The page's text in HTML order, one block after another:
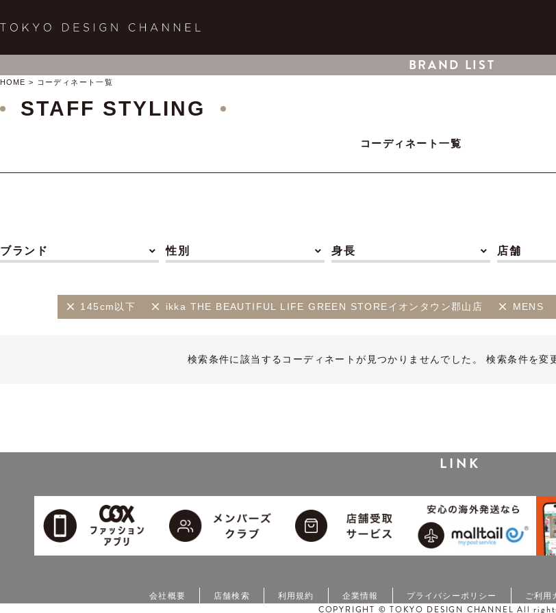
BRAND LIST
HOME コーディネート一覧
STAFF STYLING
コーディネート一覧
ブランド 性別 身長 店舗
145cm以下 ikka THE BEAUTIFUL LIFE GREEN STOREイオンタウン郡山店 MENS
検索条件に該当するコーディネートが見つかりませんでした。 検索条件を変
LINK
会社概要 店舗検索 利用規約 企業情報 プライバシーポリシー ご利用
COPYRIGHT © TOKYO DESIGN CHANNEL All